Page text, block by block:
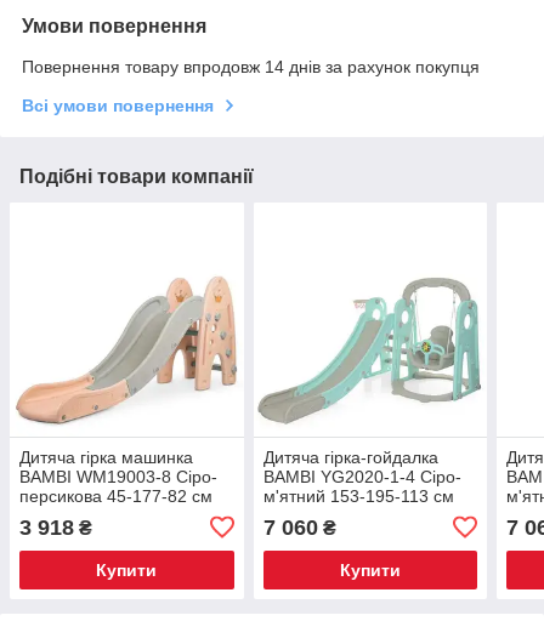
Умови повернення
Повернення товару впродовж 14 днів за рахунок покупця
Всі умови повернення
Подібні товари компанії
Дитяча гірка машинка
BAMBI WM19003-8 Сіро-
персикова 45-177-82 см
3 918 ₴
Купити
Дитяча гірка-гойдалка
BAMBI YG2020-1-4 Сіро-
м'ятний 153-195-113 см
7 060₴
Купити
7